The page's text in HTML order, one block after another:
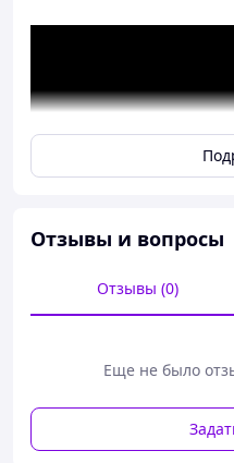
Легкие и удобные летние
вентиляционными
циркуляции воздуха. Эти
для активных игр на
Отзывы и вопросы
Отзывы (0)
Еще не было